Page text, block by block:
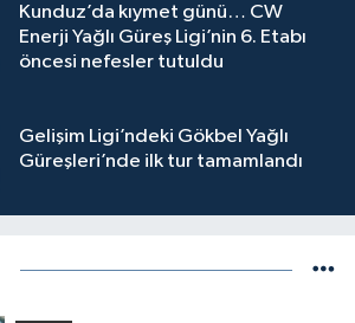
Kunduz’da kıymet günü… CW
Enerji Yağlı Güreş Ligi’nin 6. Etabı
öncesi nefesler tutuldu
Gelişim Ligi’ndeki Gökbel Yağlı
Güreşleri’nde ilk tur tamamlandı